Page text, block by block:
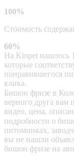
100%
Стоимость
60%
На Kinpet нашлось
которые
понравившегося
клика.
Бишон фризе в
верного друга вам
видео, цена,
подробности о
питомниках,
вы не нашли
бишон фризе на